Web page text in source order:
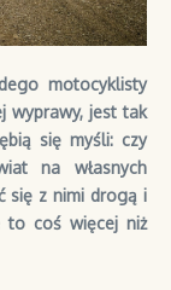
motocyklisty
wyprawy, jest tak
się myśli: czy
na własnych
się z nimi drogą i
to coś więcej niż